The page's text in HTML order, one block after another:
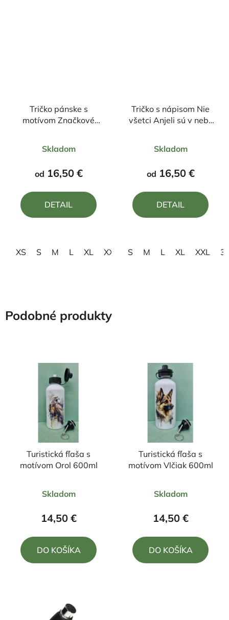
Tričko pánske s
motívom Značkové
hodnotenie
produktu
je
5,0
z
Skladom
od 16,50 €
DETAIL
XS S M L XL XXL 3XL 4XL
Tričko s nápisom Nie
všetci Anjeli sú v nebi,
hodnotenie
produktu
je
5,0
z
Skladom
od 16,50 €
DETAIL
S M L XL XXL
Podobné produkty
Turistická fľaša s
motívom Orol 600ml
hodnotenie
produktu
5,0
z
Skladom
14,50 €
DO KOŠÍKA
Turistická fľaša s
motívom Vlčiak 600ml
Skladom
14,50 €
DO KOŠÍKA